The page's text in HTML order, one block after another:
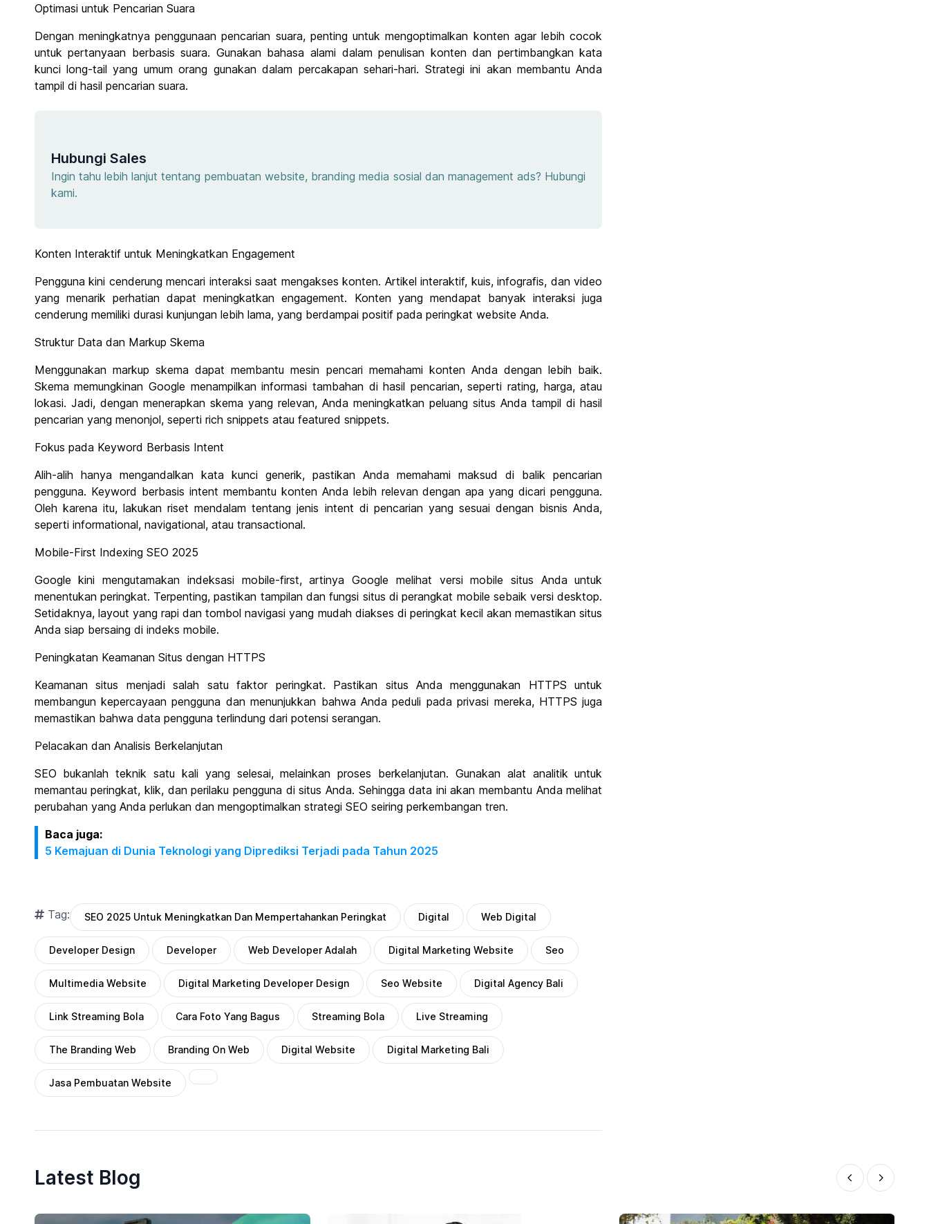
Optimasi untuk Pencarian Suara
Dengan meningkatnya penggunaan pencarian suara, penting untuk mengoptimalkan konten agar lebih cocok
untuk pertanyaan berbasis suara. Gunakan bahasa alami dalam penulisan konten dan pertimbangkan kata
kunci long-tail yang umum orang gunakan dalam percakapan sehari-hari. Strategi ini akan membantu Anda
tampil di hasil pencarian suara.
Hubungi Sales
Ingin tahu lebih lanjut tentang pembuatan website, branding media sosial dan management ads? Hubungi
kami.
Konten Interaktif untuk Meningkatkan Engagement
Pengguna kini cenderung mencari interaksi saat mengakses konten. Artikel interaktif, kuis, infografis, dan video
yang menarik perhatian dapat meningkatkan engagement. Konten yang mendapat banyak interaksi juga
cenderung memiliki durasi kunjungan lebih lama, yang berdampai positif pada peringkat website Anda.
Struktur Data dan Markup Skema
Menggunakan markup skema dapat membantu mesin pencari memahami konten Anda dengan lebih baik.
Skema memungkinan Google menampilkan informasi tambahan di hasil pencarian, seperti rating, harga, atau
lokasi. Jadi, dengan menerapkan skema yang relevan, Anda meningkatkan peluang situs Anda tampil di hasil
pencarian yang menonjol, seperti rich snippets atau featured snippets.
Fokus pada Keyword Berbasis Intent
Alih-alih hanya mengandalkan kata kunci generik, pastikan Anda memahami maksud di balik pencarian
pengguna. Keyword berbasis intent membantu konten Anda lebih relevan dengan apa yang dicari pengguna.
Oleh karena itu, lakukan riset mendalam tentang jenis intent di pencarian yang sesuai dengan bisnis Anda,
seperti informational, navigational, atau transactional.
Mobile-First Indexing SEO 2025
Google kini mengutamakan indeksasi mobile-first, artinya Google melihat versi mobile situs Anda untuk
menentukan peringkat. Terpenting, pastikan tampilan dan fungsi situs di perangkat mobile sebaik versi desktop.
Setidaknya, layout yang rapi dan tombol navigasi yang mudah diakses di peringkat kecil akan memastikan situs
Anda siap bersaing di indeks mobile.
Peningkatan Keamanan Situs dengan HTTPS
Keamanan situs menjadi salah satu faktor peringkat. Pastikan situs Anda menggunakan HTTPS untuk
membangun kepercayaan pengguna dan menunjukkan bahwa Anda peduli pada privasi mereka, HTTPS juga
memastikan bahwa data pengguna terlindung dari potensi serangan.
Pelacakan dan Analisis Berkelanjutan
SEO bukanlah teknik satu kali yang selesai, melainkan proses berkelanjutan. Gunakan alat analitik untuk
memantau peringkat, klik, dan perilaku pengguna di situs Anda. Sehingga data ini akan membantu Anda melihat
perubahan yang Anda perlukan dan mengoptimalkan strategi SEO seiring perkembangan tren.
Baca juga:
5 Kemajuan di Dunia Teknologi yang Diprediksi Terjadi pada Tahun 2025
Tag: SEO 2025 Untuk Meningkatkan Dan Mempertahankan Peringkat Digital Web Digital
Developer Design Developer Web Developer Adalah Digital Marketing Website Seo
Multimedia Website Digital Marketing Developer Design Seo Website Digital Agency Bali
Link Streaming Bola Cara Foto Yang Bagus Streaming Bola Live Streaming
The Branding Web Branding On Web Digital Website Digital Marketing Bali
Jasa Pembuatan Website
Latest Blog